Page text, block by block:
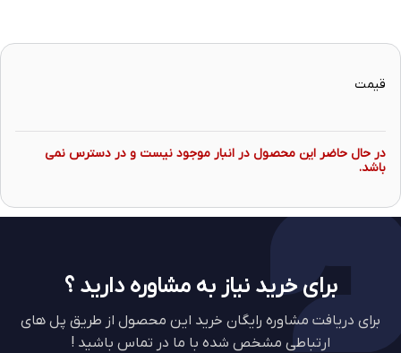
قیمت
در حال حاضر این محصول در انبار موجود نیست و در دسترس نمی
باشد.
برای خرید نیاز به مشاوره دارید ؟
برای دریافت مشاوره رایگان خرید این محصول از طریق پل های
ارتباطی مشخص شده با ما در تماس باشید !